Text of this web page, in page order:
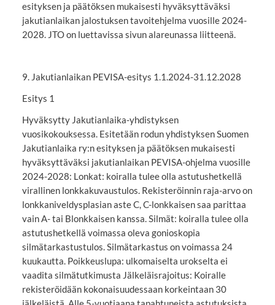
esityksen ja päätöksen mukaisesti hyväksyttäväksi
jakutianlaikan jalostuksen tavoitehjelma vuosille 2024-
2028. JTO on luettavissa sivun alareunassa liitteenä.
9. Jakutianlaikan PEVISA-esitys 1.1.2024-31.12.2028
Esitys 1
Hyväksytty Jakutianlaika-yhdistyksen
vuosikokouksessa. Esitetään rodun yhdistyksen Suomen
Jakutianlaika ry:n esityksen ja päätöksen mukaisesti
hyväksyttäväksi jakutianlaikan PEVISA-ohjelma vuosille
2024-2028: Lonkat: koiralla tulee olla astutushetkellä
virallinen lonkkakuvaustulos. Rekisteröinnin raja-arvo on
lonkkaniveldysplasian aste C, C-lonkkaisen saa parittaa
vain A- tai Blonkkaisen kanssa. Silmät: koiralla tulee olla
astutushetkellä voimassa oleva gonioskopia
silmätarkastustulos. Silmätarkastus on voimassa 24
kuukautta. Poikkeuslupa: ulkomaiselta urokselta ei
vaadita silmätutkimusta Jälkeläisrajoitus: Koiralle
rekisteröidään kokonaisuudessaan korkeintaan 30